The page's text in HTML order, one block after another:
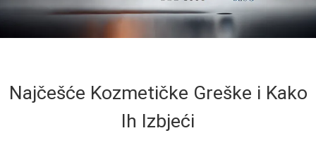
Najčešće Kozmetičke Greške i Kako
Ih Izbjeći